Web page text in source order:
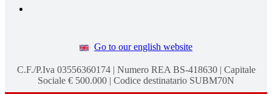
Go to our english website
C.F./P.Iva 03556360174 | Numero REA BS-418630 | Capitale
Sociale € 500.000 | Codice destinatario SUBM70N